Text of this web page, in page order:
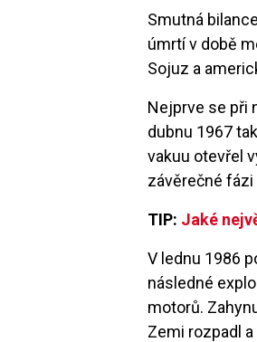
Smutná
úmrtí v době
Sojuz a
Nejprve se při
dubnu 1967
vakuu otevřel
závěrečné
TIP: Jaké
V lednu 1986
následné
motorů.
Zemi rozpadl a